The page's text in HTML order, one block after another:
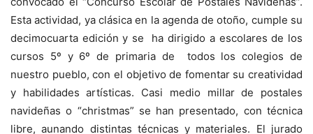
Esta actividad, ya clásica en la agenda de otoño, cumple su
decimocuarta edición y se ha dirigido a escolares de los
cursos 5º y 6º de primaria de todos los colegios de
nuestro pueblo, con el objetivo de fomentar su creatividad
y habilidades artísticas. Casi medio millar de postales
navideñas o “christmas” se han presentado, con técnica
libre, aunando distintas técnicas y materiales. El jurado